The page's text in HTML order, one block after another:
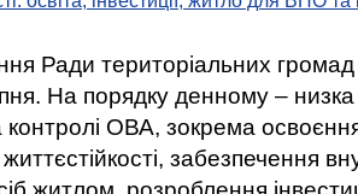
Ради територіальних громад
На порядку денному –
контролі ОВА, зокрема освоєння
забезпечення